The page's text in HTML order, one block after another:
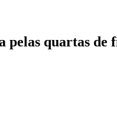
pelas quartas